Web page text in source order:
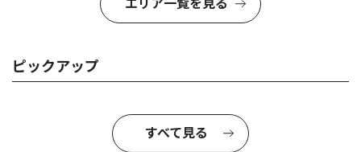
エリア一覧を見る
ピックアップ
すべて見る